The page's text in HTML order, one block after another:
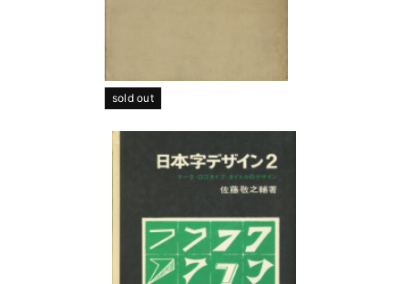
sold out